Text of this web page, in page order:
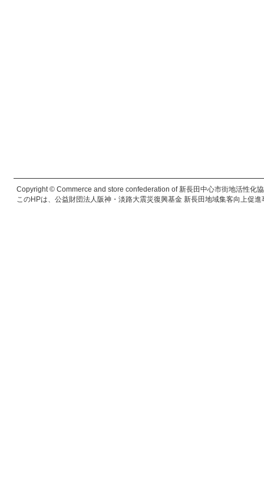
Copyright © Commerce and store confederation of 新長田中心市街地活性化
このHPは、公益財団法人阪神・淡路大震災復興基金 新長田地域集客向上促